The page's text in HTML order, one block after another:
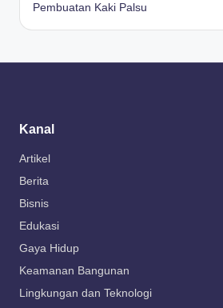
Pembuatan Kaki Palsu
Kanal
Artikel
Berita
Bisnis
Edukasi
Gaya Hidup
Keamanan Bangunan
Lingkungan dan Teknologi